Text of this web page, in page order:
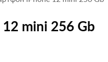
mini 256 Gb